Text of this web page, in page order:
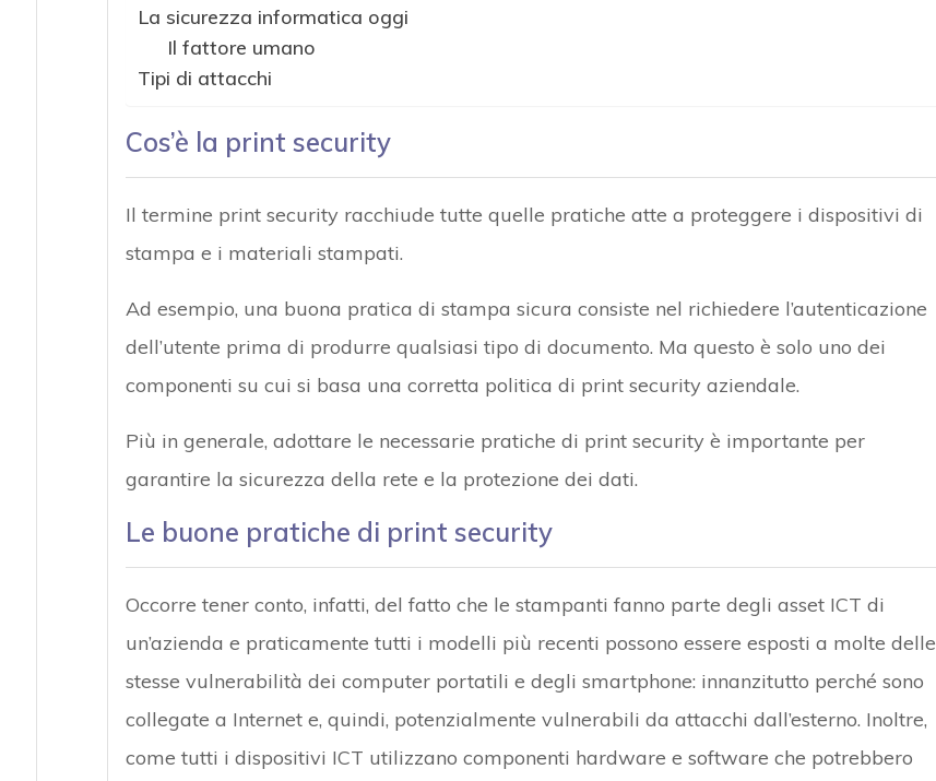
La sicurezza informatica oggi
Il fattore umano
Tipi di attacchi
Cos’è la print security
Il termine print security racchiude tutte quelle pratiche atte a proteggere i dispositivi di
stampa e i materiali stampati.
Ad esempio, una buona pratica di stampa sicura consiste nel richiedere l’autenticazione
dell’utente prima di produrre qualsiasi tipo di documento. Ma questo è solo uno dei
componenti su cui si basa una corretta politica di print security aziendale.
Più in generale, adottare le necessarie pratiche di print security è importante per
garantire la sicurezza della rete e la protezione dei dati.
Le buone pratiche di print security
Occorre tener conto, infatti, del fatto che le stampanti fanno parte degli asset ICT di
un’azienda e praticamente tutti i modelli più recenti possono essere esposti a molte delle
stesse vulnerabilità dei computer portatili e degli smartphone: innanzitutto perché sono
collegate a Internet e, quindi, potenzialmente vulnerabili da attacchi dall’esterno. Inoltre,
come tutti i dispositivi ICT utilizzano componenti hardware e software che potrebbero